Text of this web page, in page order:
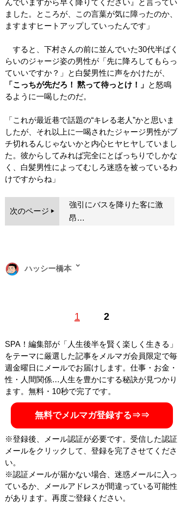
んでいますから早く降りてください』と言ってい
ました。ところが、この言葉が気に障ったのか、
ますますヒートアップしていったんです」
すると、下村さんの前に並んでいた30代半ばく
らいのジャージ姿の男性が「先に降ろしてもらっ
ていいですか？」と白髪男性に声をかけたが、
「こっちが先だろ！ 黙って待っとけ！」 と怒鳴
るように一喝したのだ。
「これが最近巷で話題の“キレる老人”かと思いま
したが、それ以上に一喝されたジャージ男性がブ
チ切れるんじゃないかと内心ヒヤヒヤしていまし
た。彼からしてみれば完全にとばっちりでしかな
く、白髪男性によってむしろ迷惑を被っているわ
けですからね」
次のページ
強引にバスを降りた客に激
昂…
1 2
ハッシー橋本
活躍し、‘15年より月刊ヤングマガジンで連載を始めた
ワ』が大ヒット。サウナとビールの愉悦を描いた『極
上！サウナめし』はサウナ好き必見の一冊 X（旧
Twitter）@hashimotosan84
記事一覧へ
SPA！編集部が「人生後半を賢く楽しく生きる」
をテーマに厳選した記事をメルマガ会員限定で毎
週金曜日にメールでお届けします。仕事・お金・
性・人間関係…人生を豊かにする秘訣が見つかり
ます。無料・10秒で完了です。
無料でメルマガ登録する⇒⇒
※登録後、メール認証が必要です。受信した認証
メールをクリックして、登録を完了させてくださ
い。
※認証メールが届かない場合、迷惑メールに入っ
ているか、メールアドレスが間違っている可能性
があります。再度ご登録ください。